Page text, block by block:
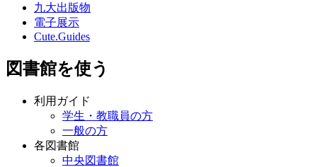
九大出版物
電子展示
Cute.Guides
図書館を使う
利用ガイド
学生・教職員の方
一般の方
各図書館
中央図書館